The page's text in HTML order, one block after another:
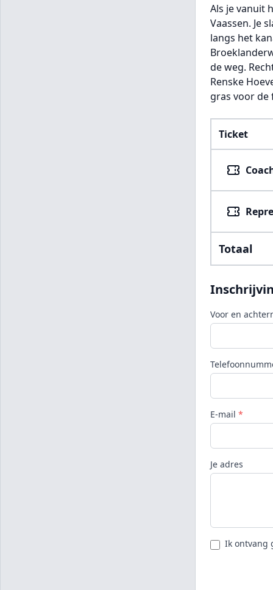
Als je vanuit
Vaassen. Je
langs het
de weg.
Renske
gras voor
Ticket
Totaal
Voor en
E-mail *
Je adres
Ik ontvang